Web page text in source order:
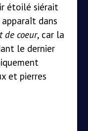
étoilé siérait
dans
de coeur, car la
le dernier
et pierres